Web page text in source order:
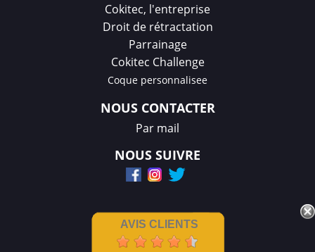
Cokitec, l'entreprise
Droit de rétractation
Parrainage
Cokitec Challenge
Coque personnalisee
NOUS CONTACTER
Par mail
NOUS SUIVRE
AVIS CLIENTS